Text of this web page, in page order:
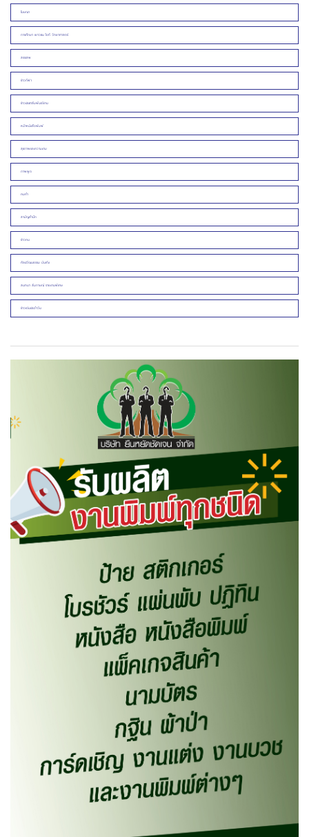
โฆษณา
การศึกษา เยาวชน ไอที วิทยาศาสตร์
สรรเสพ
ข่าวกีฬา
ข่าวประชาสัมพันธ์/งาน
หน้าหนังสือพิมพ์
สุขภาพและความงาม
ภาพพูด
คมคำ
สามัญสำนึก
ข่าวคน
ศิลปวัฒนธรรม บันเทิง
สนทนา สัมภาษณ์ รายงานพิเศษ
ข่าวเด่นประจำวัน